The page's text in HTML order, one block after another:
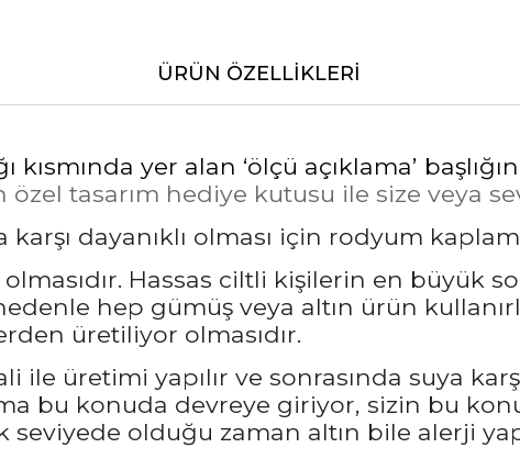
ÜRÜN ÖZELLIKLERI
kısmında yer alan ‘ölçü açıklama’
özel tasarım hediye kutusu ile size veya
dayanıklı olması için rodyum
Hassas ciltli kişilerin en büyük
hep gümüş veya altın ürün
üretiliyor olmasıdır.
üretimi yapılır ve sonrasında suya
bu konuda devreye giriyor, sizin bu
olduğu zaman altın bile alerji